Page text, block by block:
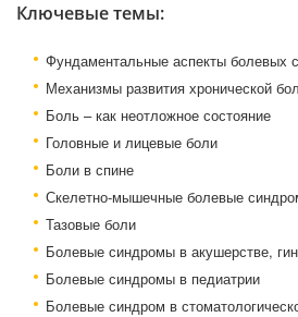
Ключевые темы:
Фундаментальные аспекты болевых
Механизмы развития хронической
Боль – как неотложное состояние
Головные и лицевые боли
Боли в спине
Скелетно-мышечные болевые
Тазовые боли
Болевые синдромы в акушерстве,
Болевые синдромы в педиатрии
Болевые синдром в